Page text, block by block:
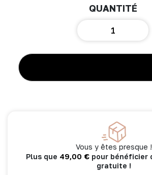
forme
Match
Vous y êtes presque !
Plus que 49,00 € pour bénéficier
gratuite !